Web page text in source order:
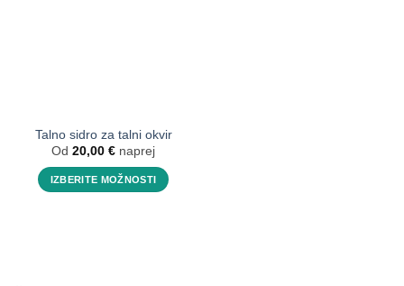
Talno sidro za talni okvir
Od 20,00 € naprej
IZBERITE MOŽNOSTI